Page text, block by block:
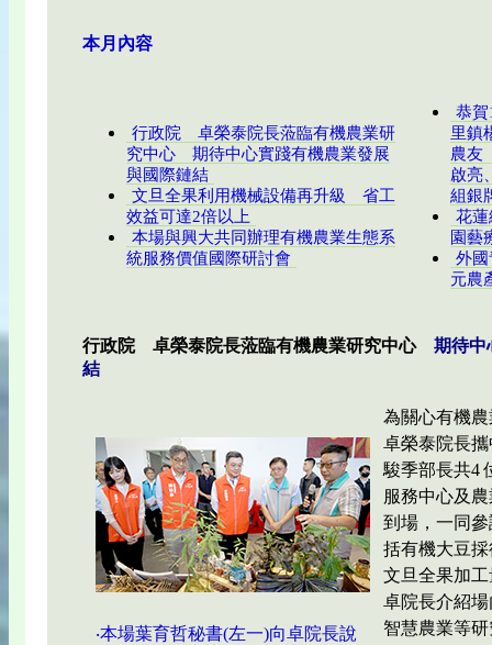
本月內容
行政院 卓榮泰院長蒞臨有機農業研
究中心 期待中心實踐有機農業發展
與國際鏈結
文旦全果利用機械設備再升級 省工
效益可達2倍以上
本場與興大共同辦理有機農業生態系
統服務價值國際研討會
恭
里鎮
農友
啟亮
組銀
花
園藝
外
元農
行政院 卓榮泰院長蒞臨有機農業研究中心 期待中
結
‧本場葉育哲秘書(左一)向卓院長說
為關心有機
卓榮泰院長
駿季部長共4
服務中心及
到場，一同
括有機大豆
文旦全果加
卓院長介紹
智慧農業等